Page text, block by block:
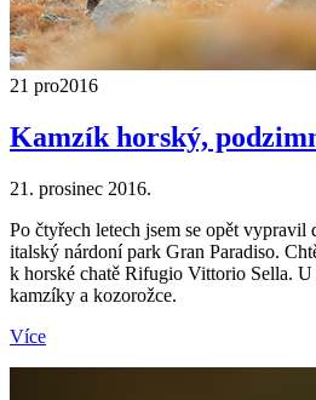
21 pro2016
Kamzík horský,
21. prosinec 2016.
Po čtyřech letech jsem se opět
italský nárdoní park Gran Paradiso.
k horské chatě Rifugio Vittorio Sella. U
kamzíky a kozorožce.
Více